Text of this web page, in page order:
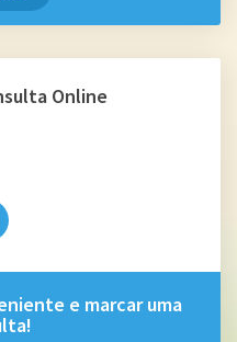
Online
e marcar uma